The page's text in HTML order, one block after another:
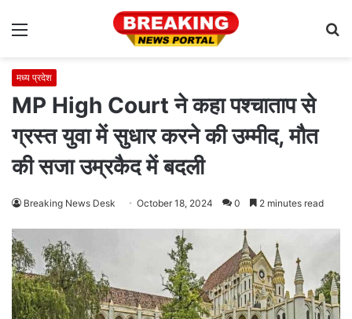
Menu
मध्य प्रदेश
MP High Court ने कहा पश्चाताप से
ग्रस्त युवा में सुधार करने की उम्‍मीद, मौत
की सजा उम्रकैद में बदली
Breaking News Desk October 18, 2024 0 2 minutes read